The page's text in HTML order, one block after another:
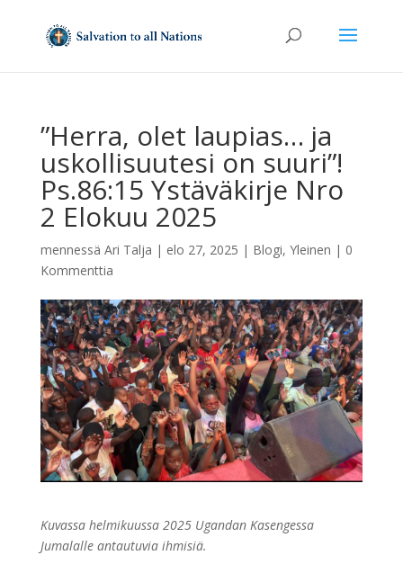
”Herra, olet laupias… ja
uskollisuutesi on suuri”!
Ps.86:15 Ystäväkirje Nro
2 Elokuu 2025
mennessä Ari Talja | elo 27, 2025 | Blogi, Yleinen | 0
Kommenttia
Kuvassa helmikuussa 2025 Ugandan Kasengessa
Jumalalle antautuvia ihmisiä.